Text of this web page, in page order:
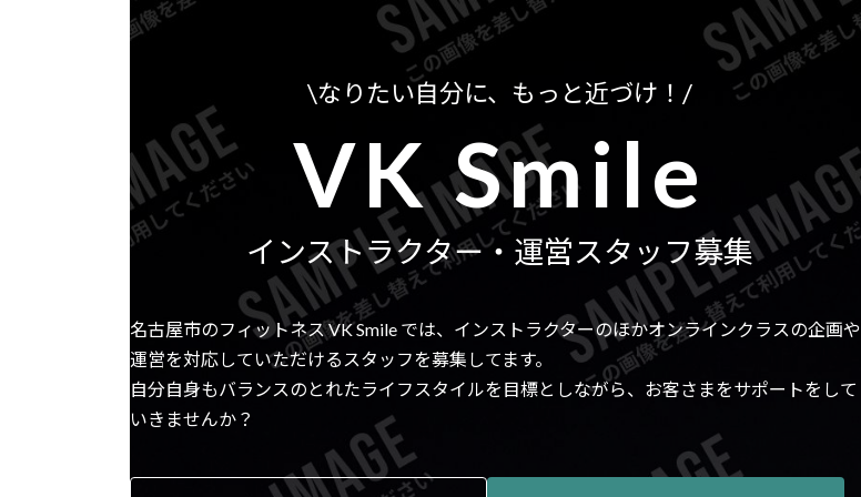
\なりたい自分に、 もっと近づけ！ /
VKSmile
インストラクター・ 運営スタッフ募集
名古屋市のフィットネス VK Smile では、インストラクターのほかオンラインクラスの企画や
運営を対応していただけるスタッフを募集してます。
自分自身もバランスのとれたライフスタイルを目標としながら、お客さまをサポートをして
いきませんか？